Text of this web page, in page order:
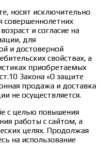
носят исключительно
совершеннолетних
и согласие на
для
и достоверной
свойствах, а
приобретаемых
Закона «О защите
продажа и доставка
не осуществляется.
c целью повышения
работы с сайтом, а
целях. Продолжая
на использование